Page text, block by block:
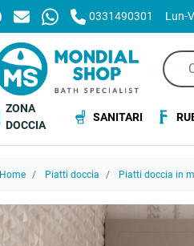
0331490301 Lun-
ZONA
DOCCIA
SANITARI
Home Piatti doccia Piatti doccia in